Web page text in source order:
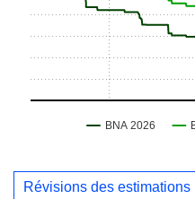
Révisions des estimations